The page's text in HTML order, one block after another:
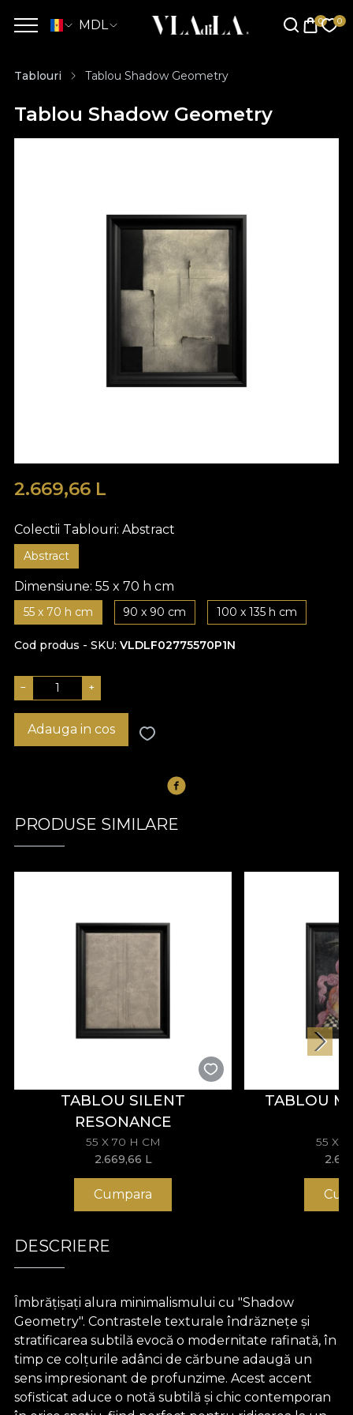
MDL
Tablouri Tablou Shadow Geometry
Tablou Shadow Geometry
2.669,66 L
Colectii Tablouri: Abstract
Abstract
Dimensiune: 55 x 70 h cm
55 x 70 h cm 90 x 90 cm 100 x 135 h cm
Cod produs - SKU VLDLF02775570P1N
− +
Adauga in cos
PRODUSE SIMILARE
TABLOU SILENT
RESONANCE
55 X 70 H CM
2.669,66 L
Cumpara
TABLOU
55 X
DESCRIERE
Îmbrățișați alura minimalismului cu "Shadow
Geometry". Contrastele texturale îndrăznețe și
stratificarea subtilă evocă o modernitate rafinată, în
timp ce colțurile adânci de cărbune adaugă un
sens impresionant de profunzime. Acest accent
sofisticat aduce o notă subtilă și chic contemporan